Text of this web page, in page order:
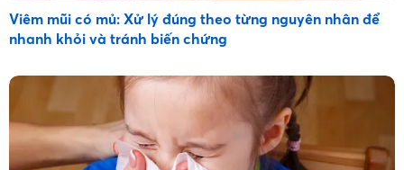
Viêm mũi có mủ: Xử lý đúng theo từng nguyên nhân để
nhanh khỏi và tránh biến chứng